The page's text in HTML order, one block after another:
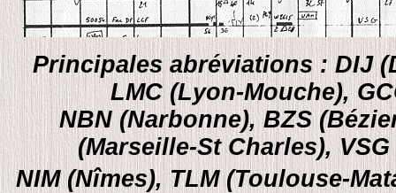
Principales abréviations : DIJ
LMC (Lyon-Mouche),
NBN (Narbonne), BZS
(Marseille-St Charles),
NIM (Nîmes), TLM (Toulouse-